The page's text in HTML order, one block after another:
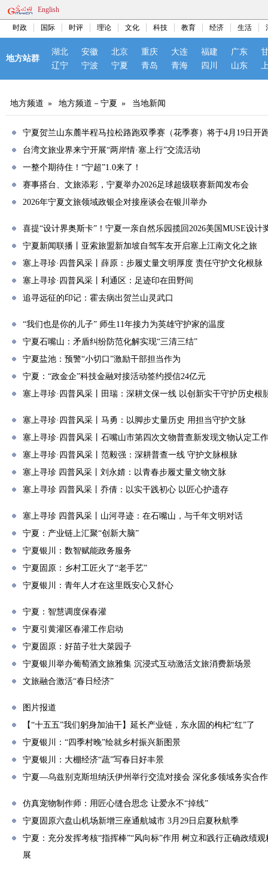
English
时政 国际 时评 理论 文化 科技 教育 经济 生活
地方站群
湖北 安徽 北京 重庆 大连 福建 广东
辽宁
宁波 宁夏 青岛 青海 四川 山东
地方频道 » 地方频道－宁夏 » 当地新闻
宁夏贺兰山东麓半程马拉松路跑双季赛（花季赛）将于4月19日开
台湾文旅业界来宁开展“两岸情·塞上行”交流活动
一整个期待住！“宁超”1.0来了！
赛事搭台、文旅添彩，宁夏举办2026足球超级联赛新闻发布会
2026年宁夏文旅领域政银企对接座谈会在银川举办
喜提“设计界奥斯卡”！宁夏一亲自然乐园揽回2026美国MUSE设计
宁夏新闻联播丨亚索旅盟新加坡自驾车友开启塞上江南文化之旅
塞上寻珍·四普风采丨薛原：步履丈量文明厚度 责任守护文化根脉
塞上寻珍·四普风采丨利通区：足迹印在田野间
追寻远征的印记：霍去病出贺兰山灵武口
“我们也是你的儿子” 师生11年接力为英雄守护家的温度
宁夏石嘴山：矛盾纠纷防范化解实现“三清三结”
宁夏盐池：预警“小切口”激励干部担当作为
宁夏：“政金企”科技金融对接活动签约授信24亿元
塞上寻珍·四普风采丨田瑞：深耕文保一线 以创新实干守护历史根
塞上寻珍·四普风采丨马勇：以脚步丈量历史 用担当守护文脉
塞上寻珍·四普风采丨石嘴山市第四次文物普查新发现文物认定工
塞上寻珍·四普风采丨范毅强：深耕普查一线 守护文脉根脉
塞上寻珍 四普风采丨刘永婧：以青春步履丈量文物文脉
塞上寻珍 四普风采丨乔倩：以实干践初心 以匠心护遗存
塞上寻珍 四普风采丨山河寻迹：在石嘴山，与千年文明对话
宁夏：产业链上汇聚“创新大脑”
宁夏银川：数智赋能政务服务
宁夏固原：乡村工匠火了“老手艺”
宁夏银川：青年人才在这里既安心又舒心
宁夏：智慧调度保春灌
宁夏引黄灌区春灌工作启动
宁夏固原：好苗子壮大菜园子
宁夏银川举办葡萄酒文旅雅集 沉浸式互动激活文旅消费新场景
文旅融合激活“春日经济”
图片报道
【“十五五”我们躬身加油干】延长产业链，东永固的枸杞“红”了
宁夏银川：“四季村晚”绘就乡村振兴新图景
宁夏银川：大棚经济“蔬”写春日好丰景
宁夏—乌兹别克斯坦纳沃伊州举行交流对接会 深化多领域务实合作
仿真宠物制作师：用匠心缝合思念 让爱永不“掉线”
宁夏固原六盘山机场新增三座通航城市 3月29日启夏秋航季
宁夏：充分发挥考核“指挥棒”“风向标”作用 树立和践行正确政绩
展